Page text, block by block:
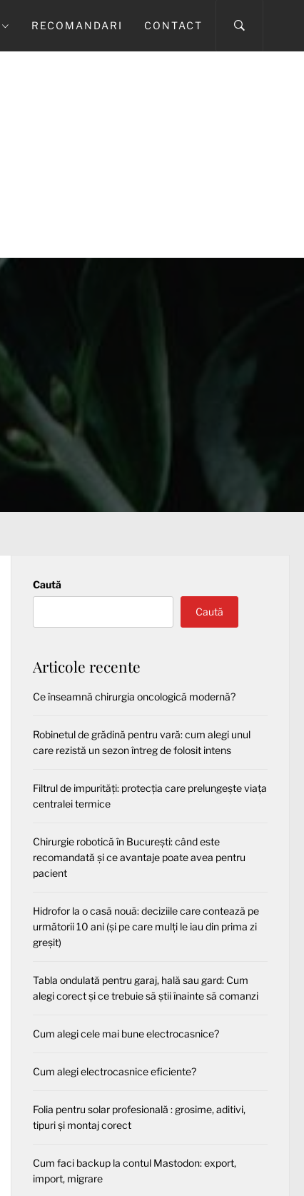
RECOMANDARI CONTACT
Caută
Caută
Articole recente
Ce înseamnă chirurgia oncologică modernă?
Robinetul de grădină pentru vară: cum alegi unul
care rezistă un sezon întreg de folosit intens
Filtrul de impurități: protecția care prelungește viața
centralei termice
Chirurgie robotică în București: când este
recomandată și ce avantaje poate avea pentru
pacient
Hidrofor la o casă nouă: deciziile care contează pe
următorii 10 ani (și pe care mulți le iau din prima zi
greșit)
Tabla ondulată pentru garaj, hală sau gard: Cum
alegi corect și ce trebuie să știi înainte să comanzi
Cum alegi cele mai bune electrocasnice?
Cum alegi electrocasnice eficiente?
Folia pentru solar profesională : grosime, aditivi,
tipuri și montaj corect
Cum faci backup la contul Mastodon: export,
import, migrare